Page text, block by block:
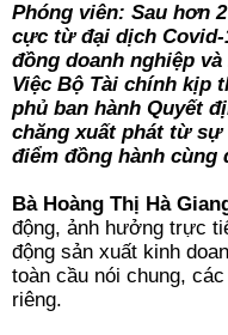
Phóng viên: Sau hơn
cực từ đại dịch
đồng doanh nghiệp
Việc Bộ Tài chính kịp
phủ ban hành Quyết
chăng xuất phát từ sự
điểm đồng hành cùng
Bà Hoàng Thị Hà
động, ảnh hưởng trực
động sản xuất kinh
toàn cầu nói chung,
riêng.